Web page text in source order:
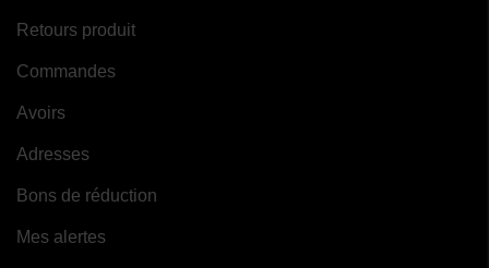
Retours produit
Commandes
Avoirs
Adresses
Bons de réduction
Mes alertes